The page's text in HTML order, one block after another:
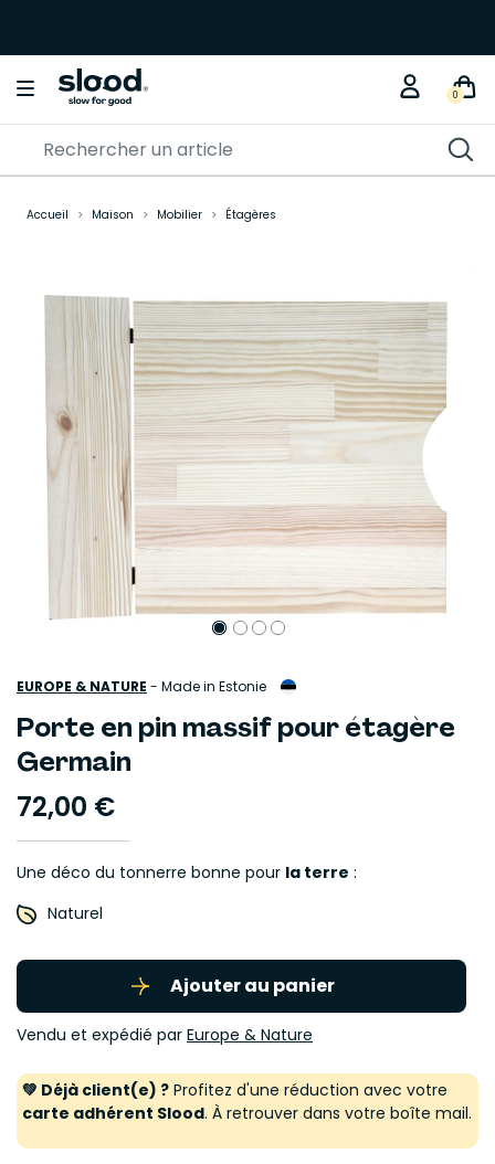
0
Accueil Maison Mobilier Étagères
EUROPE & NATURE - Made in Estonie
Porte en pin massif pour étagère
Germain
72,00 €
Une déco du tonnerre bonne pour la terre :
Naturel
Ajouter au panier
Vendu et expédié par Europe & Nature
💚 Déjà client(e) ? Profitez d'une réduction avec votre
carte adhérent Slood. À retrouver dans votre boîte mail.